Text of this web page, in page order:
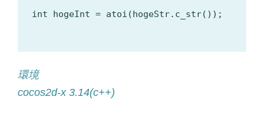
int hogeInt = atoi(hogeStr.c_str());
環境
cocos2d-x 3.14(c++)